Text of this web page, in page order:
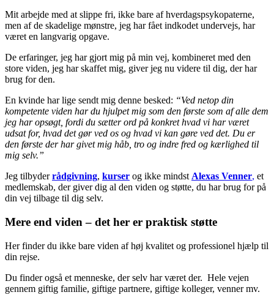
Mit arbejde med at slippe fri, ikke bare af hverdagspsykopaterne,
men af de skadelige mønstre, jeg har fået indkodet undervejs, har
været en langvarig opgave.
De erfaringer, jeg har gjort mig på min vej, kombineret med den
store viden, jeg har skaffet mig, giver jeg nu videre til dig, der har
brug for den.
En kvinde har lige sendt mig denne besked: “Ved netop din
kompetente viden har du hjulpet mig som den første som af alle dem
jeg har opsøgt, fordi du sætter ord på konkret hvad vi har været
udsat for, hvad det gør ved os og hvad vi kan gøre ved det. Du er
den første der har givet mig håb, tro og indre fred og kærlighed til
mig selv.”
Jeg tilbyderrådgivning, kurser og ikke mindst Alexas Venner, et
medlemskab, der giver dig al den viden og støtte, du har brug for på
din vej tilbage til dig selv.
Mere end viden – det her er praktisk støtte
Her finder du ikke bare viden af høj kvalitet og professionel hjælp til
din rejse.
Du finder også et menneske, der selv har været der. Hele vejen
gennem giftig familie, giftige partnere, giftige kolleger, venner mv.